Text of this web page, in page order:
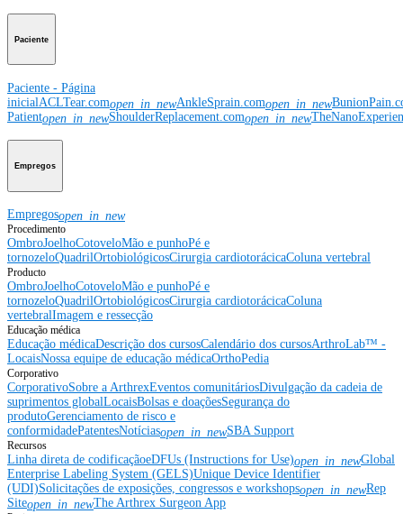
Paciente
Paciente - Página
inicial ACLTear.comopen_in_newAnkleSprain.comopen_in_new
Patientopen_in_newShoulderReplacement.comopen_in_new
Empregos
Empregosopen_in_new
Procedimento
OmbroJoelhoCotoveloMão e punhoPé e
tornozeloQuadrilOrtobiológicosCirurgia cardiotorácicaColuna vertebral
Producto
OmbroJoelhoCotoveloMão e punhoPé e
tornozeloQuadrilOrtobiológicosCirurgia cardiotorácicaColuna
vertebralImagem e ressecção
Educação médica
Educação médicaDescrição dos cursosCalendário dos cursosArthroLab™ -
LocaisNossa equipe de educação médicaOrthoPedia
Corporativo
CorporativoSobre a ArthrexEventos comunitáriosDivulgação da cadeia de
suprimentos globalLocaisBolsas e doaçõesSegurança do
produtoGerenciamento de risco e
conformidadePatentesNotíciasopen_in_newSBA Support
Recursos
Linha direta de codificaçãoeDFUs (Instructions for Use)open_in_newGlobal
Enterprise Labeling System (GELS)Unique Device Identifier
(UDI)Solicitações de exposições, congressos e workshopsopen_in_newRep
Siteopen_in_newThe Arthrex Surgeon App